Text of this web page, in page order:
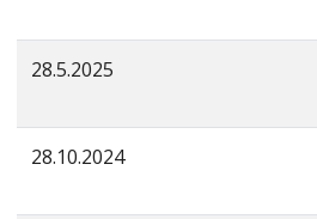
28.5.2025
28.10.2024